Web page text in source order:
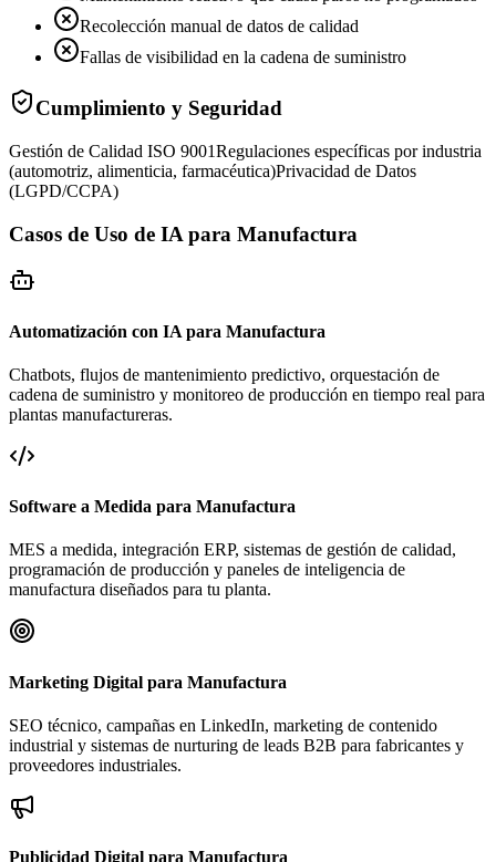
Recolección manual de datos de calidad
Fallas de visibilidad en la cadena de suministro
Cumplimiento y Seguridad
Gestión de Calidad ISO 9001Regulaciones específicas por industria
(automotriz, alimenticia, farmacéutica)Privacidad de Datos
(LGPD/CCPA)
Casos de Uso de IA para Manufactura
Automatización con IA para Manufactura
Chatbots, flujos de mantenimiento predictivo, orquestación de
cadena de suministro y monitoreo de producción en tiempo real para
plantas manufactureras.
Software a Medida para Manufactura
MES a medida, integración ERP, sistemas de gestión de calidad,
programación de producción y paneles de inteligencia de
manufactura diseñados para tu planta.
Marketing Digital para Manufactura
SEO técnico, campañas en LinkedIn, marketing de contenido
industrial y sistemas de nurturing de leads B2B para fabricantes y
proveedores industriales.
Publicidad Digital para Manufactura